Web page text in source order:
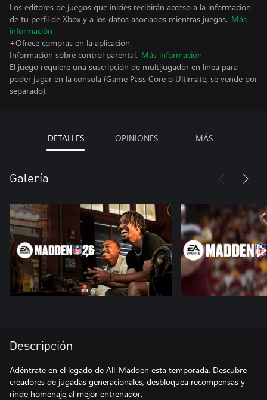
Los editores de juegos que inicies recibirán acceso a la información
de tu perfil de Xbox y a los datos asociados mientras juegas. Más
información
+Ofrece compras en la aplicación.
Información sobre control parental. Más información
El juego requiere una suscripción de multijugador en línea para
poder jugar en la consola (Game Pass Core o Ultimate, se vende por
separado).
DETALLES OPINIONES MÁS
Galería
Descripción
Adéntrate en el legado de All-Madden esta temporada. Descubre
creadores de jugadas generacionales, desbloquea recompensas y
rinde homenaje al mejor entrenador.